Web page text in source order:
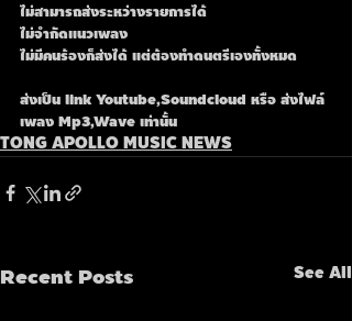
ไม่สามารถส่งระหว่างรายการได้
ไม่จำกัดแนวเพลง
ไม่มีคนร้องก็ส่งได้ แต่ต้องทำดนตรีเองทั้งหมด
ส่งเป็น link Youtube,Soundcloud หรือ ส่งไฟล์
เพลง Mp3,Wave เท่านั้น
TONG APOLLO MUSIC NEWS
Recent Posts See All